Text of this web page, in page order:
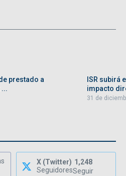
prestado a
ISR subirá
impacto
31 de
X (Twitter) 1,248
SeguidoresSeguir